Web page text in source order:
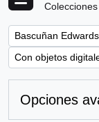
Colecciones
Remove filter:
Bascuñan
Remove filter:
Con objetos
Opciones